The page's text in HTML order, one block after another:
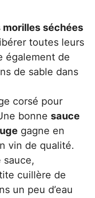
séchées
toutes leurs
également de
de sable dans
corsé pour
bonne sauce
gagne en
vin de qualité.
sauce,
cuillère de
un peu d’eau